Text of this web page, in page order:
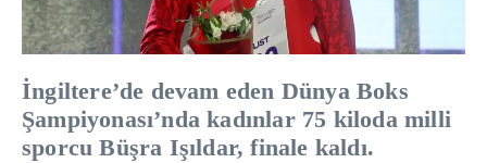
İngiltere’de devam eden Dünya Boks
Şampiyonası’nda kadınlar 75 kiloda milli
sporcu Büşra Işıldar, finale kaldı.